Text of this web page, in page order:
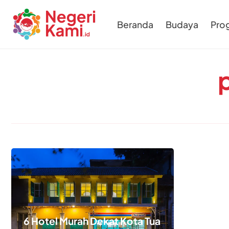
Beranda Budaya
6 Hotel Murah Dekat Kota Tua